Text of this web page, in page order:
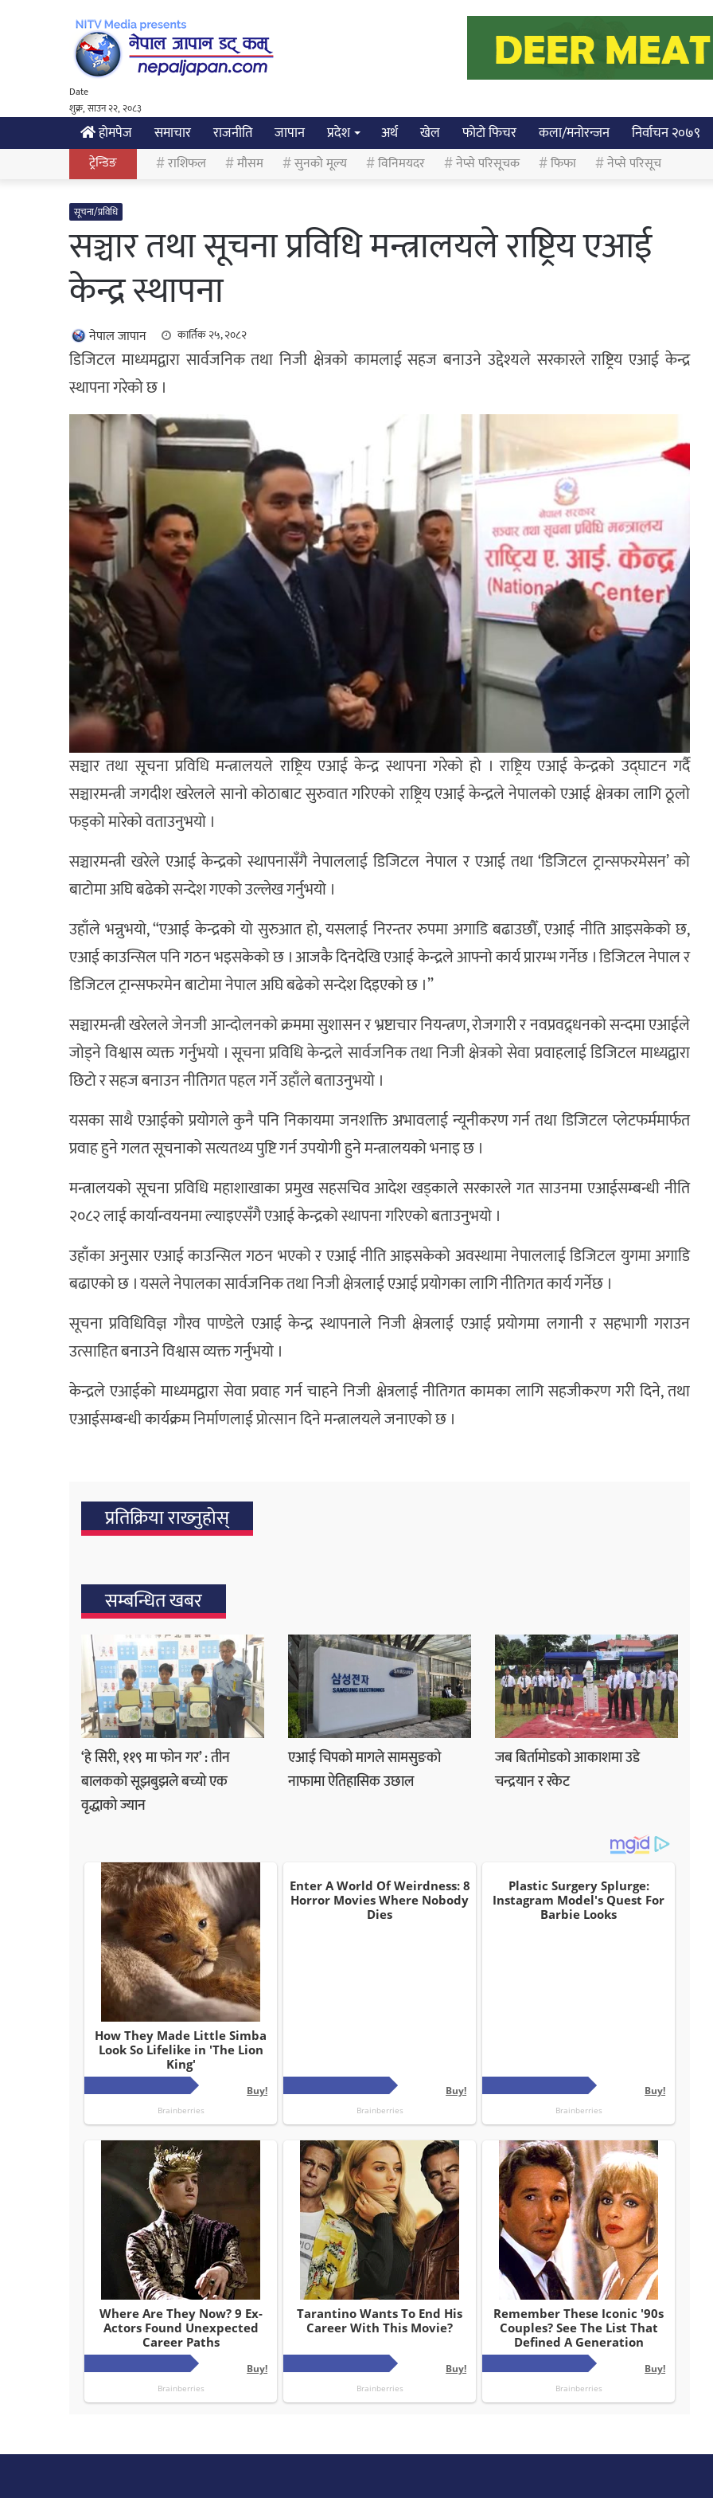
Date
शुक्र, साउन २२, २०८३
होमपेज समाचार राजनीति जापान प्रदेश अर्थ खेल फोटो फिचर कला/मनोरन्जन निर्वाचन २०७९
ट्रेन्डिङ राशिफल मौसम सुनको मूल्य विनिमयदर नेप्से परिसूचक फिफा नेप्से परिसूच
सूचना/प्रविधि
सञ्चार तथा सूचना प्रविधि मन्त्रालयले राष्ट्रिय एआई
केन्द्र स्थापना
नेपाल जापान कार्तिक २५, २०८२
डिजिटल माध्यमद्वारा सार्वजनिक तथा निजी क्षेत्रको कामलाई सहज बनाउने उद्देश्यले सरकारले राष्ट्रिय एआई केन्द्र
स्थापना गरेको छ ।
सञ्चार तथा सूचना प्रविधि मन्त्रालयले राष्ट्रिय एआई केन्द्र स्थापना गरेको हो । राष्ट्रिय एआई केन्द्रको उद्घाटन गर्दै
सञ्चारमन्त्री जगदीश खरेलले सानो कोठाबाट सुरुवात गरिएको राष्ट्रिय एआई केन्द्रले नेपालको एआई क्षेत्रका लागि ठूलो
फड्को मारेको वताउनुभयो ।
सञ्चारमन्त्री खरेले एआई केन्द्रको स्थापनासँगै नेपाललाई डिजिटल नेपाल र एआई तथा ‘डिजिटल ट्रान्सफरमेसन’ को
बाटोमा अघि बढेको सन्देश गएको उल्लेख गर्नुभयो ।
उहाँले भन्नुभयो, “एआई केन्द्रको यो सुरुआत हो, यसलाई निरन्तर रुपमा अगाडि बढाउछौँ, एआई नीति आइसकेको छ,
एआई काउन्सिल पनि गठन भइसकेको छ । आजकै दिनदेखि एआई केन्द्रले आफ्नो कार्य प्रारम्भ गर्नेछ । डिजिटल नेपाल र
डिजिटल ट्रान्सफरमेन बाटोमा नेपाल अघि बढेको सन्देश दिइएको छ ।”
सञ्चारमन्त्री खरेलले जेनजी आन्दोलनको क्रममा सुशासन र भ्रष्टाचार नियन्त्रण, रोजगारी र नवप्रवद्र्धनको सन्दमा एआईले
जोड्ने विश्वास व्यक्त गर्नुभयो । सूचना प्रविधि केन्द्रले सार्वजनिक तथा निजी क्षेत्रको सेवा प्रवाहलाई डिजिटल माध्यद्वारा
छिटो र सहज बनाउन नीतिगत पहल गर्ने उहाँले बताउनुभयो ।
यसका साथै एआईको प्रयोगले कुनै पनि निकायमा जनशक्ति अभावलाई न्यूनीकरण गर्न तथा डिजिटल प्लेटफर्ममार्फत
प्रवाह हुने गलत सूचनाको सत्यतथ्य पुष्टि गर्न उपयोगी हुने मन्त्रालयको भनाइ छ ।
मन्त्रालयको सूचना प्रविधि महाशाखाका प्रमुख सहसचिव आदेश खड्काले सरकारले गत साउनमा एआईसम्बन्धी नीति
२०८२ लाई कार्यान्वयनमा ल्याइएसँगै एआई केन्द्रको स्थापना गरिएको बताउनुभयो ।
उहाँका अनुसार एआई काउन्सिल गठन भएको र एआई नीति आइसकेको अवस्थामा नेपाललाई डिजिटल युगमा अगाडि
बढाएको छ । यसले नेपालका सार्वजनिक तथा निजी क्षेत्रलाई एआई प्रयोगका लागि नीतिगत कार्य गर्नेछ ।
सूचना प्रविधिविज्ञ गौरव पाण्डेले एआई केन्द्र स्थापनाले निजी क्षेत्रलाई एआई प्रयोगमा लगानी र सहभागी गराउन
उत्साहित बनाउने विश्वास व्यक्त गर्नुभयो ।
केन्द्रले एआईको माध्यमद्वारा सेवा प्रवाह गर्न चाहने निजी क्षेत्रलाई नीतिगत कामका लागि सहजीकरण गरी दिने, तथा
एआईसम्बन्धी कार्यक्रम निर्माणलाई प्रोत्सान दिने मन्त्रालयले जनाएको छ ।
प्रतिक्रिया राख्‍नुहोस्
सम्बन्धित खबर
‘हे सिरी, ११९ मा फोन गर’ : तीन
बालकको सूझबुझले बच्यो एक
वृद्धाको ज्यान
एआई चिपको मागले सामसुङको
नाफामा ऐतिहासिक उछाल
जब बिर्तामोडको आकाशमा उडे
चन्द्रयान र रकेट